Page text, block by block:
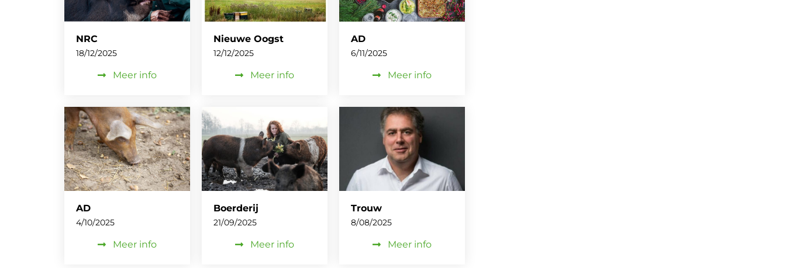
NRC
18/12/2025
Meer info
Nieuwe Oogst
12/12/2025
Meer info
AD
6/11/2025
Meer info
AD
4/10/2025
Meer info
Boerderij
21/09/2025
Meer info
Trouw
8/08/2025
Meer info